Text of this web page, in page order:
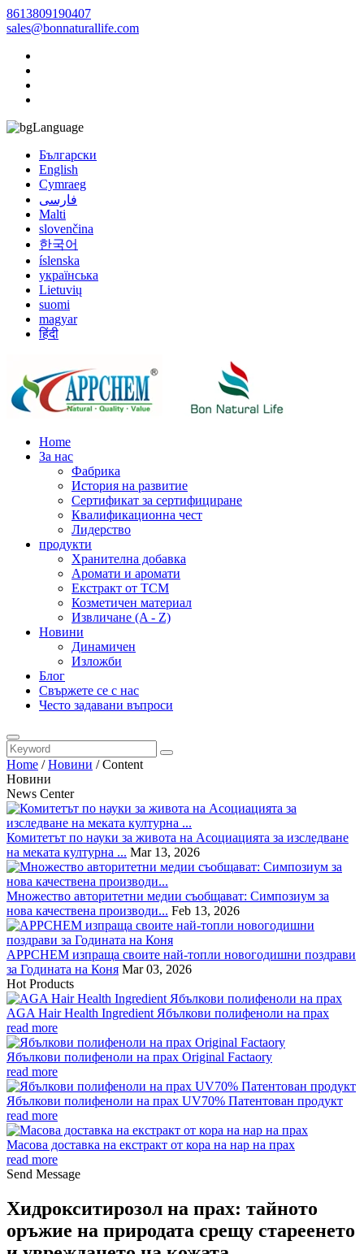
8613809190407
sales@bonnaturallife.com
Language
Български
English
Cymraeg
فارسی
Malti
slovenčina
한국어
íslenska
українська
Lietuvių
suomi
magyar
हिंदी
Home
За нас
Фабрика
История на развитие
Сертификат за сертифициране
Квалификационна чест
Лидерство
продукти
Хранителна добавка
Аромати и аромати
Екстракт от TCM
Козметичен материал
Извличане (A - Z)
Новини
Динамичен
Изложби
Блог
Свържете се с нас
Често задавани въпроси
Home /Новини /Content
Новини
News Center
Комитетът по науки за живота на Асоциацията за изследване
на меката културна ... Mar 13, 2026
Множество авторитетни медии съобщават: Симпозиум за
нова качествена производи... Feb 13, 2026
APPCHEM изпраща своите най-топли новогодишни поздрави
за Годината на Коня Mar 03, 2026
Hot Products
AGA Hair Health Ingredient Ябълкови полифеноли на прах
read more
Ябълкови полифеноли на прах Original Factaory
read more
Ябълкови полифеноли на прах UV70% Патентован продукт
read more
Масова доставка на екстракт от кора на нар на прах
read more
Send Message
Хидрокситирозол на прах: тайното
оръжие на природата срещу стареенето